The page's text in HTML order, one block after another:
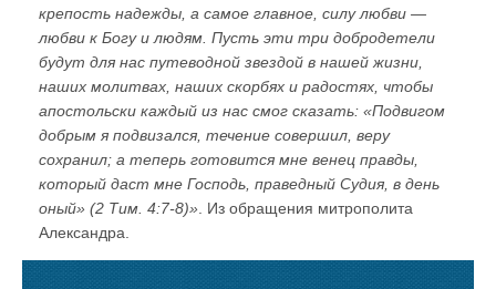
крепость надежды, а самое главное, силу любви —
любви к Богу и людям. Пусть эти три добродетели
будут для нас путеводной звездой в нашей жизни,
наших молитвах, наших скорбях и радостях, чтобы
апостольски каждый из нас смог сказать: «Подвигом
добрым я подвизался, течение совершил, веру
сохранил; а теперь готовится мне венец правды,
который даст мне Господь, праведный Судия, в день
оный» (2 Тим. 4:7-8)» . Из обращения митрополита
Александра.